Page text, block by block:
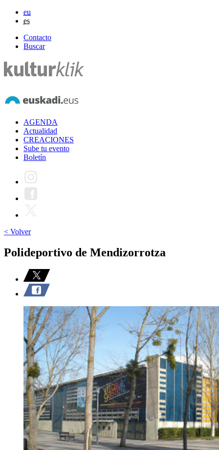
eu
es
Contacto
Buscar
AGENDA
Actualidad
CREACIONES
Sube tu evento
Boletín
< Volver
Polideportivo de Mendizorrotza